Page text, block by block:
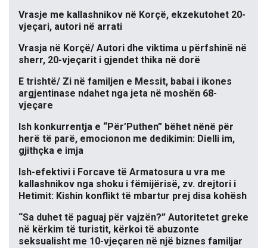
Vrasje me kallashnikov në Korçë, ekzekutohet 20-
vjeçari, autori në arrati
Vrasja në Korçë/ Autori dhe viktima u përfshinë në
sherr, 20-vjeçarit i gjendet thika në dorë
E trishtë/ Zi në familjen e Messit, babai i ikones
argjentinase ndahet nga jeta në moshën 68-
vjeçare
Ish konkurrentja e “Për’Puthen” bëhet nënë për
herë të parë, emocionon me dedikimin: Dielli im,
gjithçka e imja
Ish-efektivi i Forcave të Armatosura u vra me
kallashnikov nga shoku i fëmijërisë, zv. drejtori i
Hetimit: Kishin konflikt të mbartur prej disa kohësh
“Sa duhet të paguaj për vajzën?” Autoritetet greke
në kërkim të turistit, kërkoi të abuzonte
seksualisht me 10-vjeçaren në një biznes familjar